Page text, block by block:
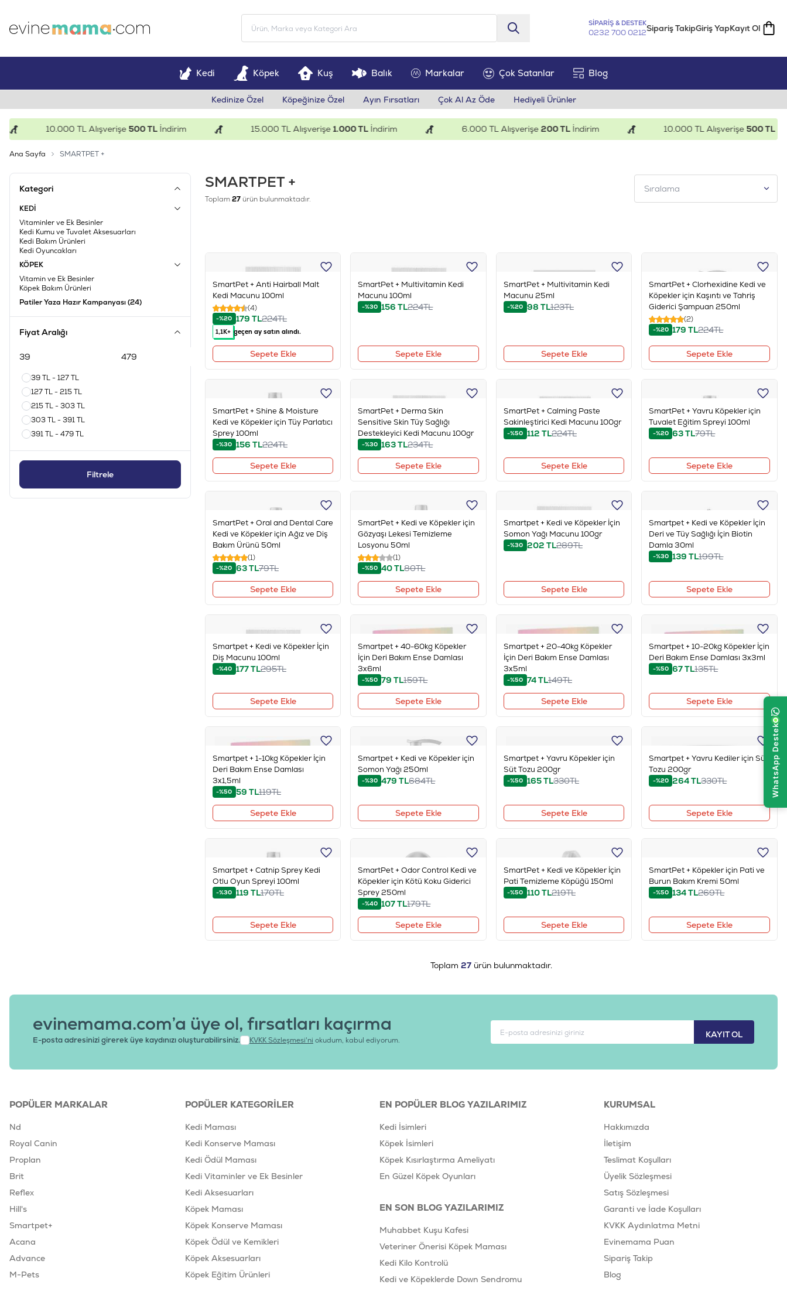
SİPARİŞ & DESTEK
0232 700 0212Sipariş TakipGiriş YapKayıt Ol
Kedi Köpek Kuş Balık Markalar Çok Satanlar Blog
Kedinize Özel Köpeğinize Özel Ayın Fırsatları Çok Al Az Öde Hediyeli Ürünler
10.000 TL Alışverişe500 TLİndirim 15.000 TL Alışverişe1.000 TLİndirim 6.000 TL Alışverişe200 TLİndirim 10.000 TL Alışverişe500 TLİndirim
Ana Sayfa SMARTPET +
Kategori
KEDİ
Vitaminler ve Ek Besinler
Kedi Kumu ve Tuvalet Aksesuarları
Kedi Bakım Ürünleri
Kedi Oyuncakları
KÖPEK
Vitamin ve Ek Besinler
Köpek Bakım Ürünleri
Patiler Yaza Hazır Kampanyası(24)
Fiyat Aralığı
39 TL - 127 TL
127 TL - 215 TL
215 TL - 303 TL
303 TL - 391 TL
391 TL - 479 TL
Filtrele
SMARTPET +
Toplam27ürün bulunmaktadır.
SmartPet + Anti Hairball Malt
Kedi Macunu 100ml
(4)
-%20 179 TL224TL
1,1K+ geçen ay satın alındı.
Sepete Ekle
SmartPet + Multivitamin Kedi
Macunu 100ml
-%30 156 TL224TL
Sepete Ekle
SmartPet + Multivitamin Kedi
Macunu 25ml
-%20 98 TL123TL
Sepete Ekle
SmartPet + Clorhexidine Kedi ve
Köpekler için Kaşıntı ve Tahriş
Giderici Şampuan 250ml
(2)
-%20 179 TL224TL
Sepete Ekle
SmartPet + Shine & Moisture
Kedi ve Köpekler için Tüy Parlatıcı
Sprey 100ml
-%30 156 TL224TL
Sepete Ekle
SmartPet + Derma Skin
Sensitive Skin Tüy Sağlığı
Destekleyici Kedi Macunu 100gr
-%30 163TL234TL
Sepete Ekle
SmartPet + Calming Paste
Sakinleştirici Kedi Macunu 100gr
-%50 112 TL224TL
Sepete Ekle
SmartPet + Yavru Köpekler için
Tuvalet Eğitim Spreyi 100ml
-%20 63TL79TL
Sepete Ekle
SmartPet + Oral and Dental Care
Kedi ve Köpekler için Ağız ve Diş
Bakım Ürünü 50ml
(1)
-%20 63TL79TL
Sepete Ekle
SmartPet + Kedi ve Köpekler için
Gözyaşı Lekesi Temizleme
Losyonu 50ml
(1)
-%50 40TL80TL
Sepete Ekle
Smartpet + Kedi ve Köpekler İçin
Somon Yağı Macunu 100gr
-%30 202 TL289TL
Sepete Ekle
Smartpet + Kedi ve Köpekler İçin
Deri ve Tüy Sağlığı İçin Biotin
Damla 30ml
-%30 139 TL199TL
Sepete Ekle
Smartpet + Kedi ve Köpekler İçin
Diş Macunu 100ml
-%40 177TL295TL
Sepete Ekle
Smartpet + 40-60kg Köpekler
İçin Deri Bakım Ense Damlası
3x6ml
-%50 79 TL159TL
Sepete Ekle
Smartpet + 20-40kg Köpekler
İçin Deri Bakım Ense Damlası
3x5ml
-%50 74TL149TL
Sepete Ekle
Smartpet + 10-20kg Köpekler İçin
Deri Bakım Ense Damlası 3x3ml
-%50 67TL135TL
Sepete Ekle
Smartpet + 1-10kg Köpekler İçin
Deri Bakım Ense Damlası
3x1,5ml
-%50 59 TL119TL
Sepete Ekle
Smartpet + Kedi ve Köpekler için
Somon Yağı 250ml
-%30 479 TL684TL
Sepete Ekle
Smartpet + Yavru Köpekler için
Süt Tozu 200gr
-%50 165TL330TL
Sepete Ekle
Smartpet + Yavru Kediler için Süt
Tozu 200gr
-%20 264TL330TL
Sepete Ekle
Smartpet + Catnip Sprey Kedi
Otlu Oyun Spreyi 100ml
-%30 119 TL170TL
Sepete Ekle
SmartPet + Odor Control Kedi ve
Köpekler için Kötü Koku Giderici
Sprey 250ml
-%40 107TL179TL
Sepete Ekle
SmartPet + Kedi ve Köpekler İçin
Pati Temizleme Köpüğü 150ml
-%50 110TL219TL
Sepete Ekle
SmartPet + Köpekler için Pati ve
Burun Bakım Kremi 50ml
-%50 134TL269TL
Sepete Ekle
Toplam 27ürün bulunmaktadır.
KAYIT OL
evinemama.com’a üye ol, fırsatları kaçırma
E-posta adresinizi girerek üye kaydınızı oluşturabilirsiniz. KVKK Sözleşmesi'ni okudum, kabul ediyorum.
POPÜLER MARKALAR
Nd
Royal Canin
Proplan
Brit
Reflex
Hill's
Smartpet+
Acana
Advance
M-Pets
POPÜLER KATEGORILER
Kedi Maması
Kedi Konserve Maması
Kedi Ödül Maması
Kedi Vitaminler ve Ek Besinler
Kedi Aksesuarları
Köpek Maması
Köpek Konserve Maması
Köpek Ödül ve Kemikleri
Köpek Aksesuarları
Köpek Eğitim Ürünleri
EN POPÜLER BLOG YAZILARIMIZ
Kedi İsimleri
Köpek İsimleri
Köpek Kısırlaştırma Ameliyatı
En Güzel Köpek Oyunları
EN SON BLOG YAZILARIMIZ
Muhabbet Kuşu Kafesi
Veteriner Önerisi Köpek Maması
Kedi Kilo Kontrolü
Kedi ve Köpeklerde Down Sendromu
KURUMSAL
Hakkımızda
İletişim
Teslimat Koşulları
Üyelik Sözleşmesi
Satış Sözleşmesi
Garanti ve İade Koşulları
KVKK Aydınlatma Metni
Evinemama Puan
Sipariş Takip
Blog